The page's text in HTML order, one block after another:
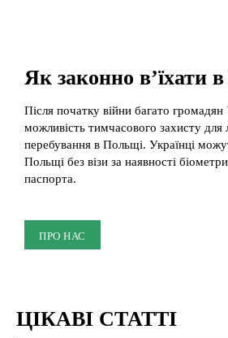
Як законно в’їхати
Після початку війни багато
можливість тимчасового захисту для
перебування в Польщі. Українці
Польщі без візи за наявності
паспорта.
ПРО НАС
ЦІКАВІ СТАТТІ